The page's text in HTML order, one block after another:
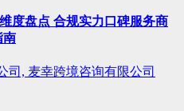
度盘点 合规实力口碑服务商
南
司, 麦幸跨境咨询有限公司